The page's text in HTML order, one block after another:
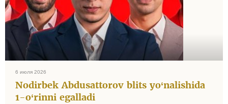
6 июля 2026
Nodirbek Abdusattorov blits yo‘nalishida
1-o‘rinni egalladi